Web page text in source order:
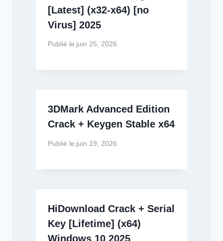
[Latest] (x32-x64) [no
Virus] 2025
Publié le juin 25, 2026
3DMark Advanced Edition
Crack + Keygen Stable x64
Publié le juin 19, 2026
HiDownload Crack + Serial
Key [Lifetime] (x64)
Windows 10 2025